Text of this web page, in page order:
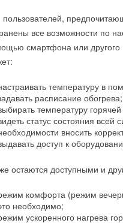
все возможности по
смартфона или другого
температуру в
расписание обогрева;
температуру
статус состояния
вносить
доступ к
остаются доступными и
комфорта (режим
необходимо;
ускоренного нагрева
Ваш E-mail *
автотрансформатор.
трансформаторных
скоростей вращения.
выбрать
двигателем.
двигателями, скорость
напряжения.
ток до 10 А
уровень шума